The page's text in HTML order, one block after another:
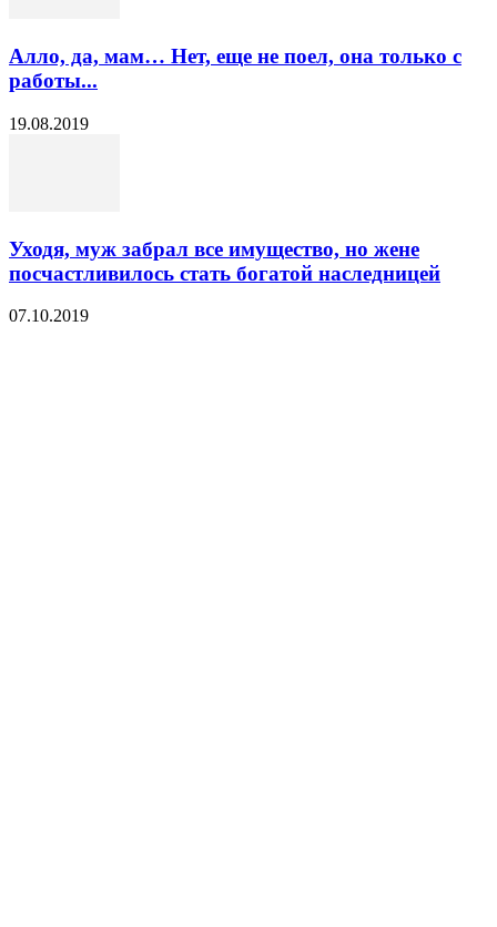
Алло, да, мам… Нет, еще не поел, она только с
работы...
19.08.2019
Уходя, муж забрал все имущество, но жене
посчастливилось стать богатой наследницей
07.10.2019